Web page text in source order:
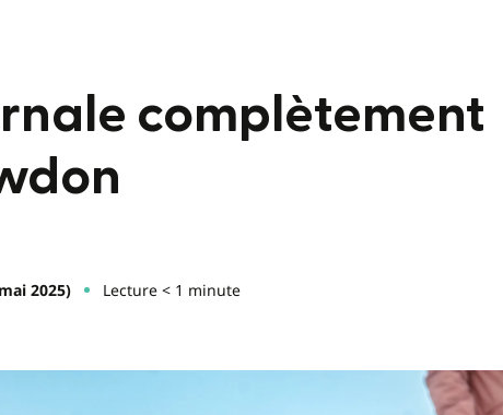
complètement
2025) Lecture < 1 minute